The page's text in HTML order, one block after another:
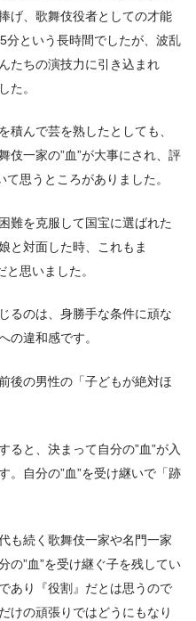
げ、歌舞伎役者としての才能
分という長時間でしたが、波乱
たちの演技力に引き込まれ
た。
積んで芸を熟したとしても、
伎一家の”血”が大事にされ、評
思うところがありました。
難を克服して国宝に選ばれた
と対面した時、これもま
思いました。
るのは、身勝手な条件に頑な
の違和感です。
後の男性の「子どもが絶対ほ
ると、決まって自分の”血”が入
。自分の”血”を受け継いで「跡
も続く歌舞伎一家や名門一家
の”血”を受け継ぐ子を残してい
あり『役割』だとは思うので
けの頑張りではどうにもなり